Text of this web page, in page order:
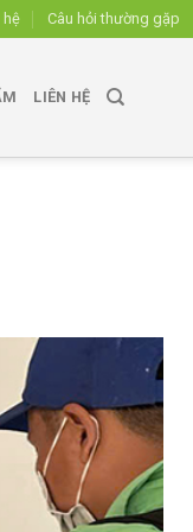
hệ Câu hỏi thường gặp
LIÊN HỆ